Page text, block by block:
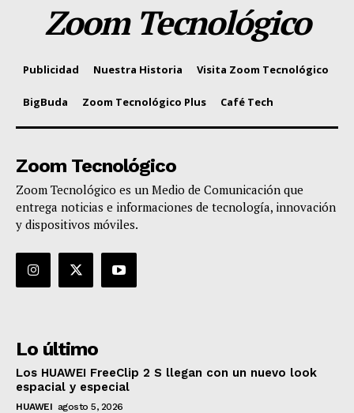
Zoom Tecnológico
Publicidad Nuestra Historia Visita Zoom Tecnológico
BigBuda Zoom Tecnológico Plus Café Tech
Zoom Tecnológico
Zoom Tecnológico es un Medio de Comunicación que
entrega noticias e informaciones de tecnología, innovación
y dispositivos móviles.
Lo último
Los HUAWEI FreeClip 2 S llegan con un nuevo look
espacial y especial
HUAWEI agosto 5, 2026